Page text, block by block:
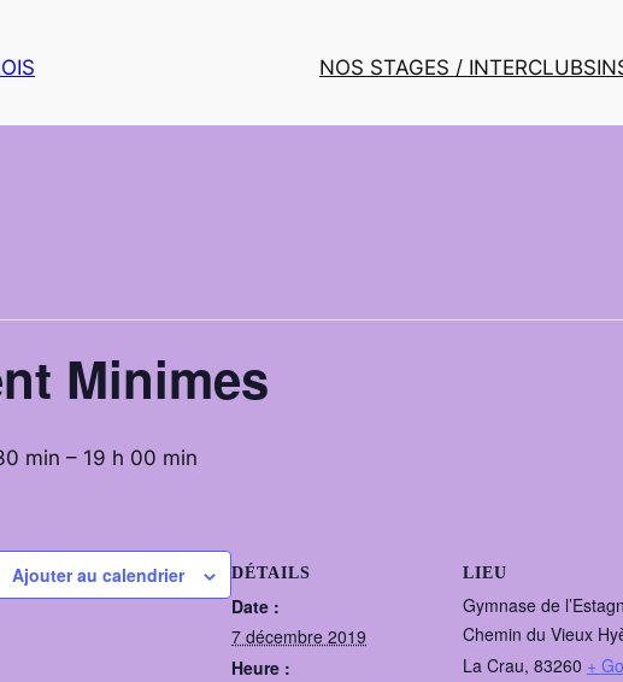
NOS STAGES / INTERCLUBS
Minimes
min – 19 h 00 min
Ajouter au calendrier DÉTAILS
Date :
7 décembre 2019
Heure :
LIEU
Gymnase de
Chemin du Vieux
La Crau, 83260 +